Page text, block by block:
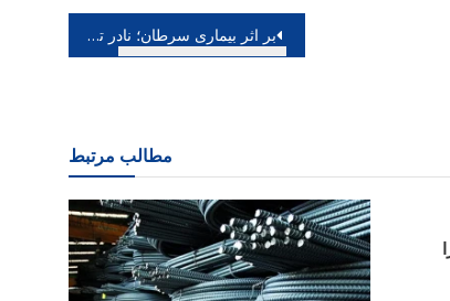
بر اثر بیماری سرطان؛ نادر ترکمن نقاش کهن الگوها درگذشت
مطالب مرتبط